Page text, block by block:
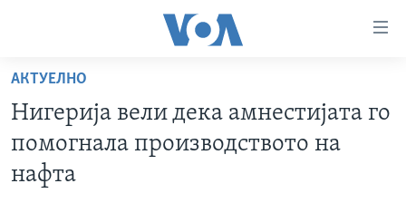
пристапност
Премини
на
главната
содржина
Премини
РУБРИКИ
САД
ФОТОГАЛЕРИИ
АКТУЕЛНО
Нигерија вели дека амнестијата го
помогнала производството на
нафта